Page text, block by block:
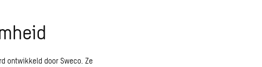
ontwikkeld door Sweco. Ze